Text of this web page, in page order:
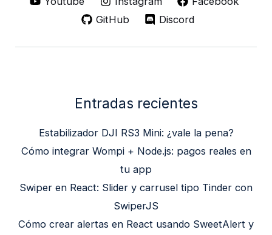
GitHub
Discord
Entradas recientes
Estabilizador DJI RS3 Mini: ¿vale la pena?
Cómo integrar Wompi + Node.js: pagos reales en
tu app
Swiper en React: Slider y carrusel tipo Tinder con
SwiperJS
Cómo crear alertas en React usando SweetAlert y